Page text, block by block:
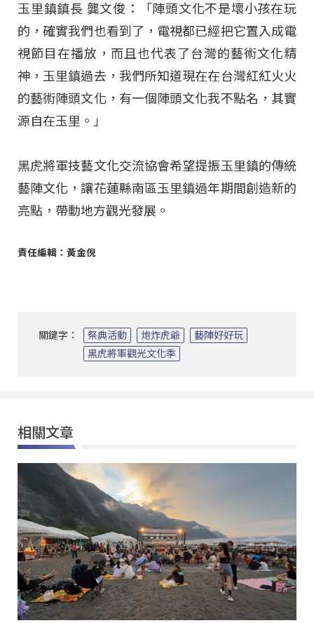
玉里鎮鎮長 龔文俊：「陣頭文化不是壞小孩在玩
的，確實我們也看到了，電視都已經把它置入成電
視節目在播放，而且也代表了台灣的藝術文化精
神，玉里鎮過去，我們所知道現在在台灣紅紅火火
的藝術陣頭文化，有一個陣頭文化我不點名，其實
源自在玉里。」
黑虎將軍技藝文化交流協會希望提振玉里鎮的傳統
藝陣文化，讓花蓮縣南區玉里鎮過年期間創造新的
亮點，帶動地方觀光發展。
責任編輯：黃金倪
關鍵字： 祭典活動 炮炸虎爺
藝陣好好玩
黑虎將軍觀光文化季
相關文章